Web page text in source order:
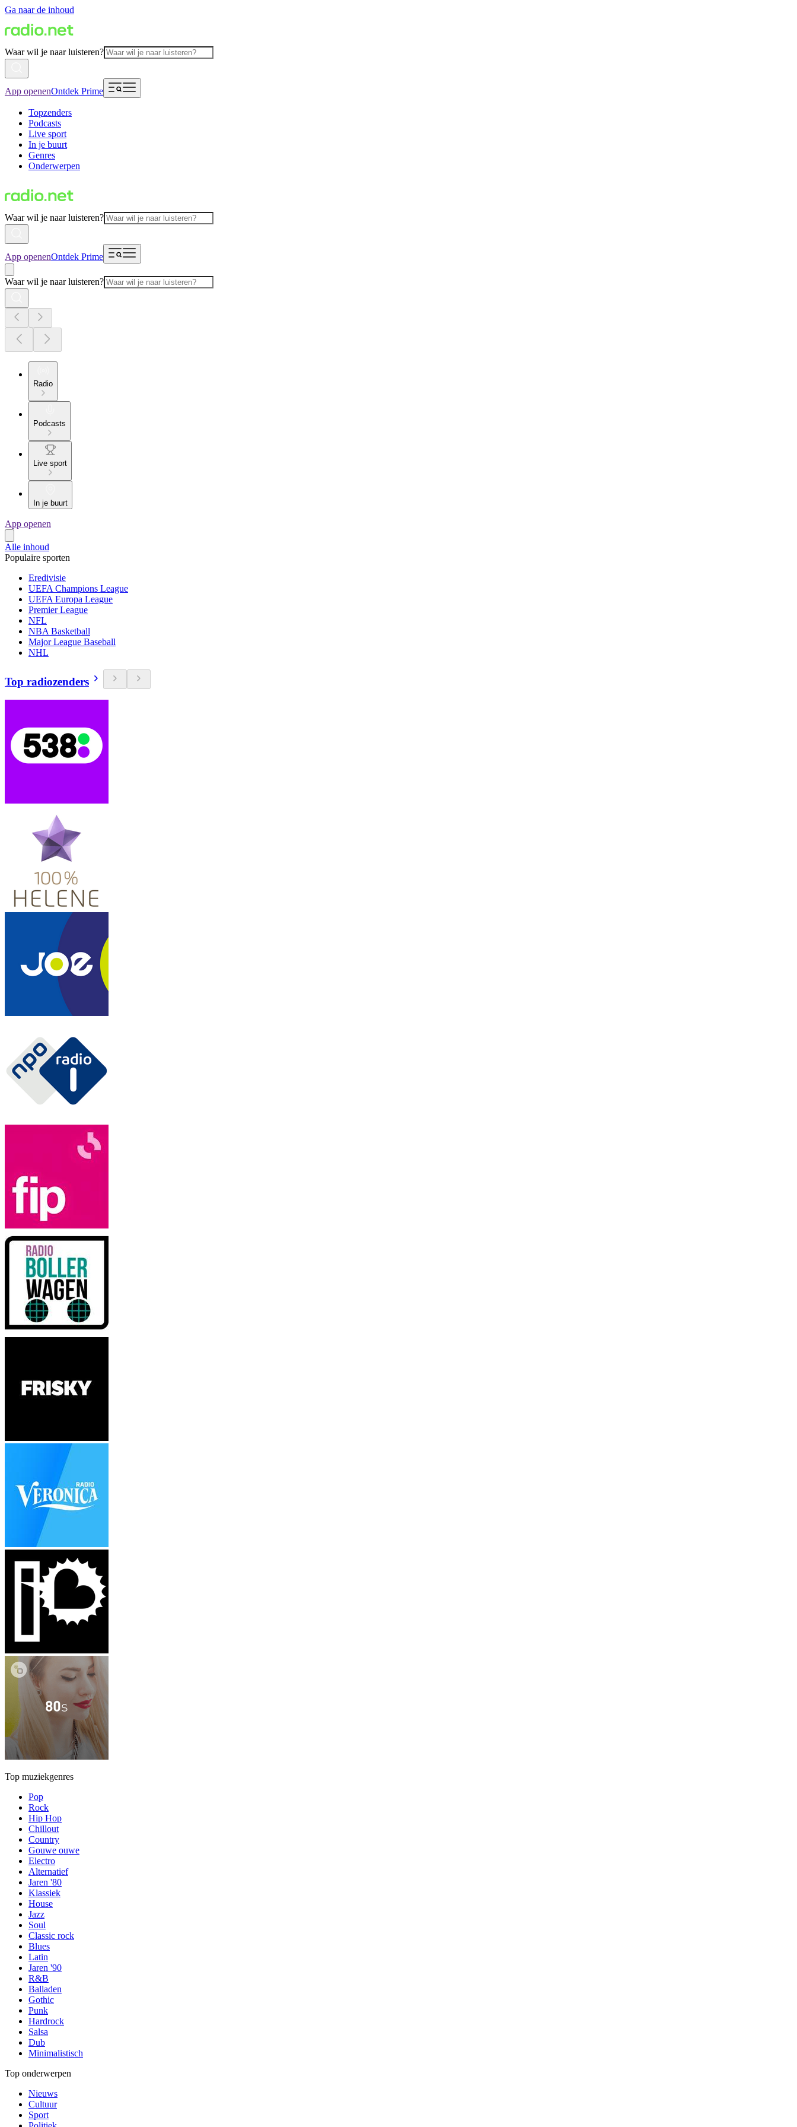
Ga naar de inhoud
Waar wil je naar luisteren?
App openenOntdek Prime
Topzenders
Podcasts
Live sport
In je buurt
Genres
Onderwerpen
Waar wil je naar luisteren?
App openenOntdek Prime
Waar wil je naar luisteren?
Radio
Podcasts
Live sport
In je buurt
App openen
Alle inhoud
Populaire sporten
Eredivisie
UEFA Champions League
UEFA Europa League
Premier League
NFL
NBA Basketball
Major League Baseball
NHL
Top radiozenders
Top muziekgenres
Pop
Rock
Hip Hop
Chillout
Country
Gouwe ouwe
Electro
Alternatief
Jaren '80
Klassiek
House
Jazz
Soul
Classic rock
Blues
Latin
Jaren '90
R&B
Balladen
Gothic
Punk
Hardrock
Salsa
Dub
Minimalistisch
Top onderwerpen
Nieuws
Cultuur
Sport